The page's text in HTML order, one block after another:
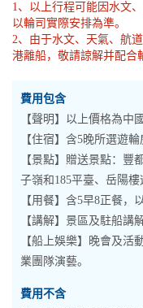
1、以上行程可能因水文
以輪司實際安排為準。
2、由于水文、天氣、航
港離船，敬請諒解并配合
費用包含
【聲明】以上價格為中
【住宿】含5晚所選遊輪
【景點】贈送景點：豐
子嶺和185平臺、岳陽樓
【用餐】含5早8正餐，
【講解】景區及駐船講
【船上娛樂】晚會及活
業團隊演藝。
費用不含